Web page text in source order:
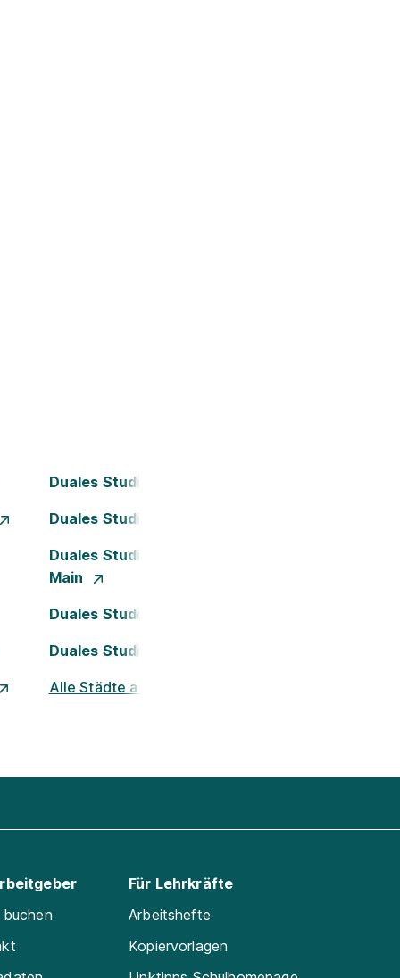
Duales Studium Bochum
Duales Studium Dortmund
Duales Studium Frankfurt am
Main
Duales Studium Köln
Duales Studium Nürnberg
Alle Städte ansehen
Für Lehrkräfte
Arbeitshefte
Kopiervorlagen